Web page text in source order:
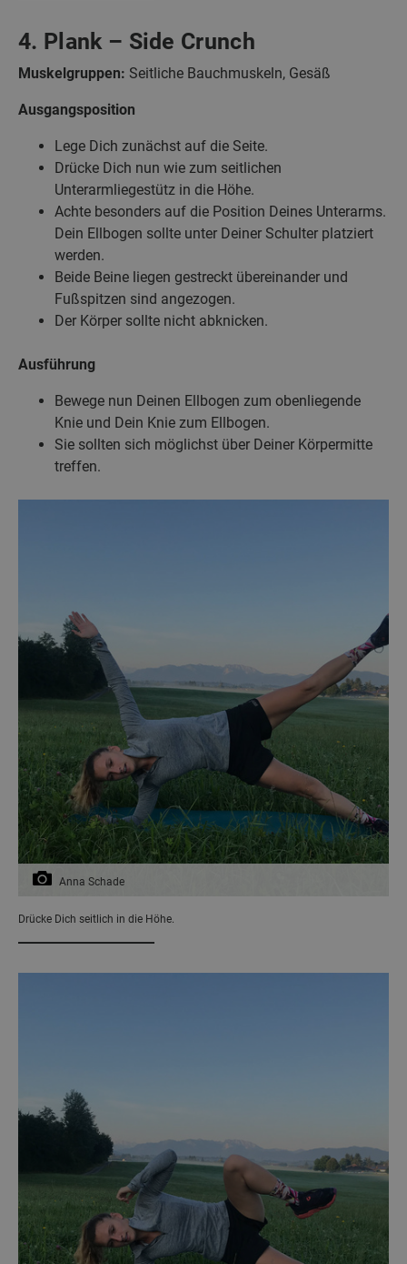
4. Plank – Side Crunch
Muskelgruppen: Seitliche Bauchmuskeln, Gesäß
Ausgangsposition
Lege Dich zunächst auf die Seite.
Drücke Dich nun wie zum seitlichen
Unterarmliegestütz in die Höhe.
Achte besonders auf die Position Deines Unterarms.
Dein Ellbogen sollte unter Deiner Schulter platziert
werden.
Beide Beine liegen gestreckt übereinander und
Fußspitzen sind angezogen.
Der Körper sollte nicht abknicken.
Ausführung
Bewege nun Deinen Ellbogen zum obenliegende
Knie und Dein Knie zum Ellbogen.
Sie sollten sich möglichst über Deiner Körpermitte
treffen.
Anna Schade
Drücke Dich seitlich in die Höhe.